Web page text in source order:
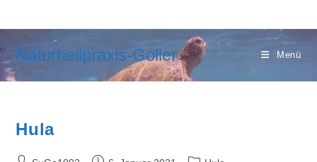
springen
Naturheilpraxis-Goller Menü
Hula